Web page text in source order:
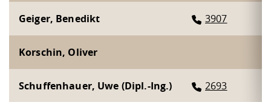
Geiger, Benedikt 3907
Korschin, Oliver
Schuffenhauer, Uwe (Dipl.-Ing.) 2693